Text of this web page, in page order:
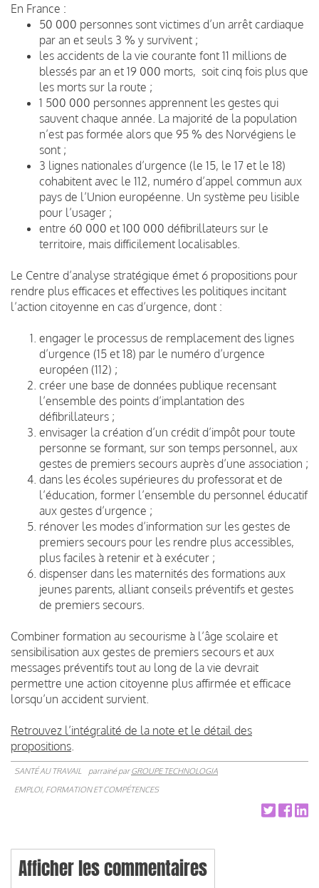
En France :
50 000 personnes sont victimes d’un arrêt cardiaque
par an et seuls 3 % y survivent ;
les accidents de la vie courante font 11 millions de
blessés par an et 19 000 morts, soit cinq fois plus que
les morts sur la route ;
1 500 000 personnes apprennent les gestes qui
sauvent chaque année. La majorité de la population
n’est pas formée alors que 95 % des Norvégiens le
sont ;
3 lignes nationales d’urgence (le 15, le 17 et le 18)
cohabitent avec le 112, numéro d’appel commun aux
pays de l’Union européenne. Un système peu lisible
pour l’usager ;
entre 60 000 et 100 000 défibrillateurs sur le
territoire, mais difficilement localisables.
Le Centre d’analyse stratégique émet 6 propositions pour
rendre plus efficaces et effectives les politiques incitant
l’action citoyenne en cas d’urgence, dont :
engager le processus de remplacement des lignes
d’urgence (15 et 18) par le numéro d’urgence
européen (112) ;
créer une base de données publique recensant
l’ensemble des points d’implantation des
défibrillateurs ;
envisager la création d’un crédit d’impôt pour toute
personne se formant, sur son temps personnel, aux
gestes de premiers secours auprès d’une association ;
dans les écoles supérieures du professorat et de
l’éducation, former l’ensemble du personnel éducatif
aux gestes d’urgence ;
rénover les modes d’information sur les gestes de
premiers secours pour les rendre plus accessibles,
plus faciles à retenir et à exécuter ;
dispenser dans les maternités des formations aux
jeunes parents, alliant conseils préventifs et gestes
de premiers secours.
Combiner formation au secourisme à l’âge scolaire et
sensibilisation aux gestes de premiers secours et aux
messages préventifs tout au long de la vie devrait
permettre une action citoyenne plus affirmée et efficace
lorsqu’un accident survient.
Retrouvez l’intégralité de la note et le détail des
propositions
SANTÉ AU TRAVAIL parrainé parGROUPE TECHNOLOGIA
EMPLOI, FORMATION ET COMPÉTENCES
Afficher les commentaires